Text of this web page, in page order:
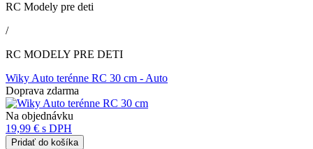
RC Modely pre deti
/
RC MODELY PRE DETI
Wiky Auto terénne RC 30 cm - Auto
Doprava zdarma
Na objednávku
19,99 € s DPH
Pridať do košíka